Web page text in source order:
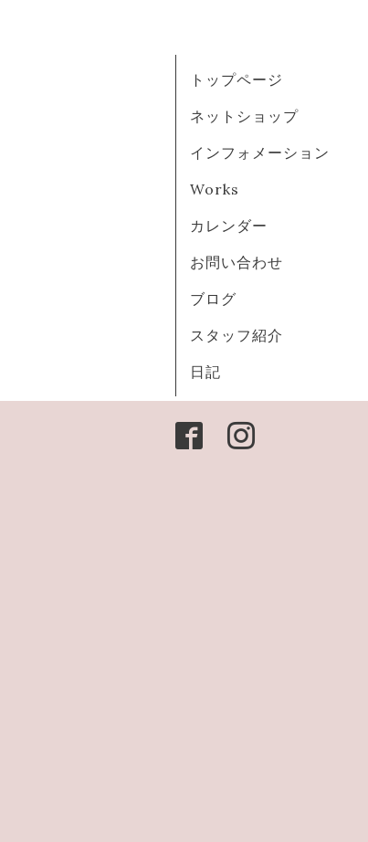
トップページ
ネットショップ
インフォメーション
Works
カレンダー
お問い合わせ
ブログ
スタッフ紹介
日記